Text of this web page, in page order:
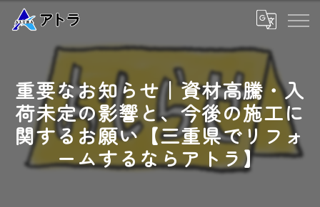
重要なお知らせ｜資材高騰・入
荷未定の影響と、今後の施工に
関するお願い【三重県でリフォ
ームするならアトラ】